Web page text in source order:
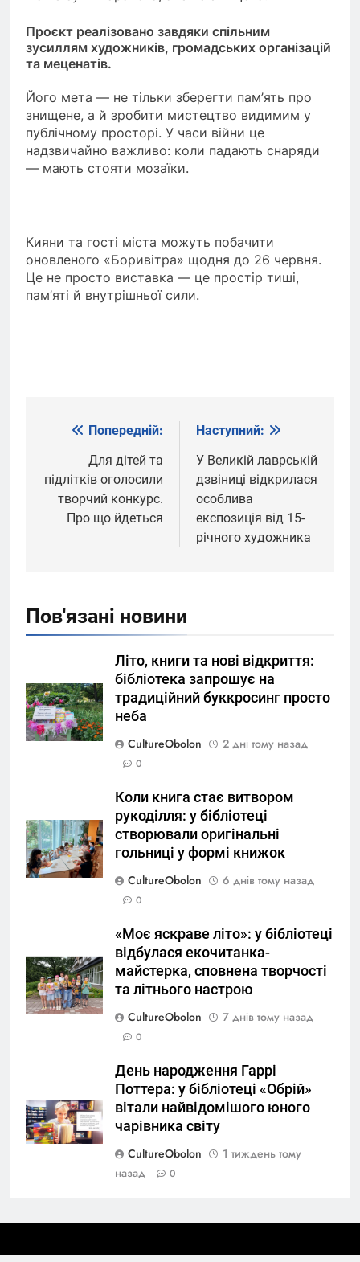
Проєкт реалізовано завдяки спільним
зусиллям художників, громадських організацій
та меценатів.
Його мета — не тільки зберегти пам’ять про
знищене, а й зробити мистецтво видимим у
публічному просторі. У часи війни це
надзвичайно важливо: коли падають снаряди
— мають стояти мозаїки.
Кияни та гості міста можуть побачити
оновленого «Боривітра» щодня до 26 червня.
Це не просто виставка — це простір тиші,
пам’яті й внутрішньої сили.
Навігація
записів
Попередній:
Для дітей та
підлітків оголосили
творчий конкурс.
Про що йдеться
Наступний:
У Великій лаврській
дзвіниці відкрилася
особлива
експозиція від 15-
річного художника
Пов'язані новини
Літо, книги та нові відкриття:
бібліотека запрошує на
традиційний буккросинг просто
неба
CultureObolon
2 дні тому назад
0
Коли книга стає витвором
рукоділля: у бібліотеці
створювали оригінальні
гольниці у формі книжок
CultureObolon
6 днів тому назад
0
«Моє яскраве літо»: у бібліотеці
відбулася екочитанка-
майстерка, сповнена творчості
та літнього настрою
CultureObolon
7 днів тому назад
0
День народження Гаррі
Поттера: у бібліотеці «Обрій»
вітали найвідомішого юного
чарівника світу
CultureObolon
1 тиждень тому
назад
0